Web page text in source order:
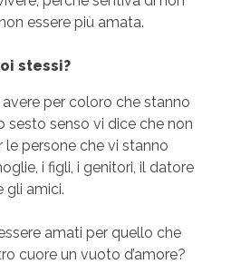
essere più amata.
stessi?
per coloro che stanno
sesto senso vi dice che non
persone che vi stanno
i figli, i genitori, il datore
gli amici.
amati per quello che
cuore un vuoto d’amore?